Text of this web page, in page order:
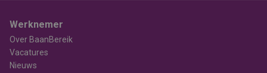
Werknemer
Over BaanBereik
Vacatures
Nieuws